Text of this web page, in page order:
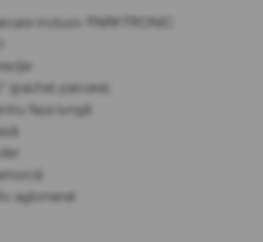
inclusiv PARKTRONIC
(pachet parcare)
faza lungă
aglomerat